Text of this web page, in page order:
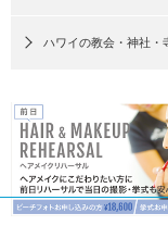
ハワイの教会・神社・